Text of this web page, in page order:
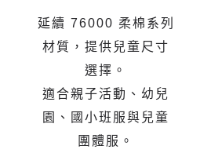
延續 76000 柔棉系列
材質，提供兒童尺寸
選擇。
適合親子活動、幼兒
園、國小班服與兒童
團體服。